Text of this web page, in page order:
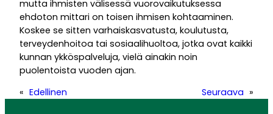
mutta ihmisten välisessä vuorovaikutuksessa
ehdoton mittari on toisen ihmisen kohtaaminen.
Koskee se sitten varhaiskasvatusta, koulutusta,
terveydenhoitoa tai sosiaalihuoltoa, jotka ovat kaikki
kunnan ykköspalveluja, vielä ainakin noin
puolentoista vuoden ajan.
« Edellinen Seuraava »